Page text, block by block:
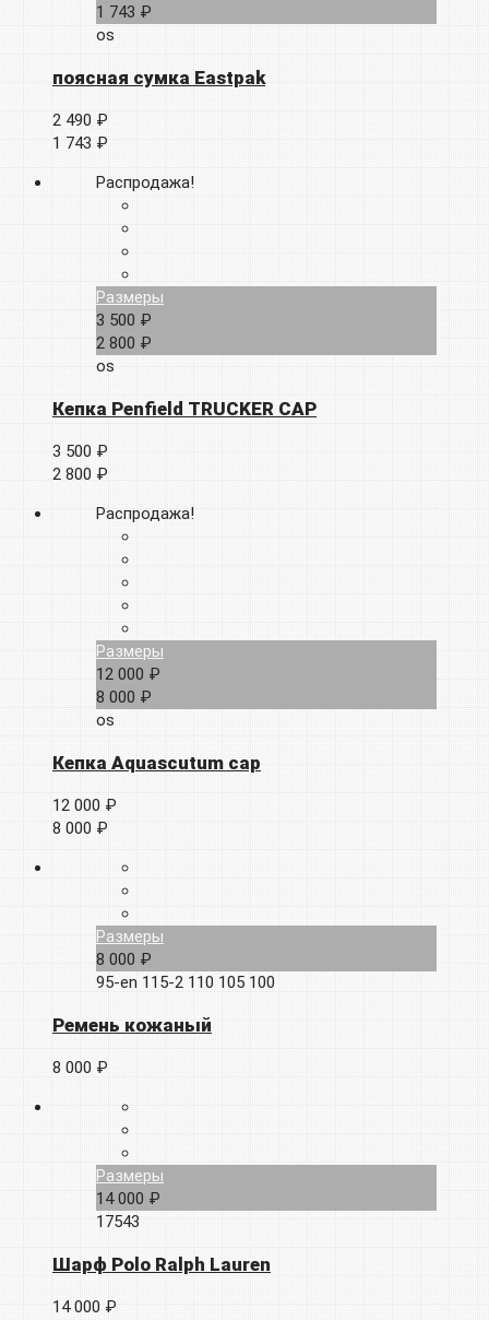
1 743 ₽
os
поясная сумка Eastpak
2 490 ₽
1 743 ₽
Распродажа!
Размеры
3 500 ₽
2 800 ₽
os
Кепка Penfield TRUCKER CAP
3 500 ₽
2 800 ₽
Распродажа!
Размеры
12 000 ₽
8 000 ₽
os
Кепка Aquascutum cap
12 000 ₽
8 000 ₽
Размеры
8 000 ₽
95-en 115-2 110 105 100
Ремень кожаный
8 000 ₽
Размеры
14 000 ₽
17543
Шарф Polo Ralph Lauren
14 000 ₽